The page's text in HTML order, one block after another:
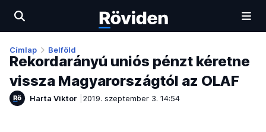
Címlap Belföld
Rekordarányú uniós pénzt kéretne
vissza Magyarországtól az OLAF
Harta Viktor 2019. szeptember 3. 14:54